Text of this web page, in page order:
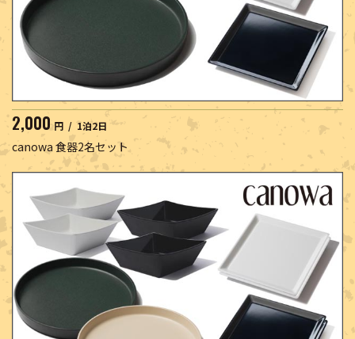
2,000 円 / 1泊2日
canowa 食器2名セット